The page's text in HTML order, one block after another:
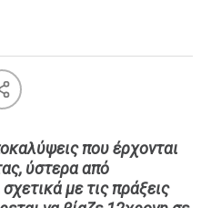
που έρχονται
ύστερα από
με τις πράξεις